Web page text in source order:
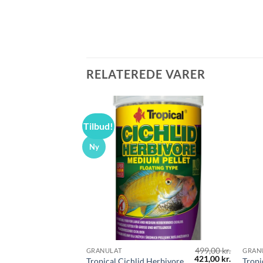
RELATEREDE VARER
Tilbud!
Ny
GRANULAT
Tropical Cichlid Herbivore
499,00kr.
Den
421,00 kr. Den